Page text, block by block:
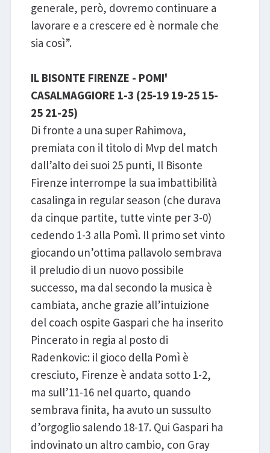
generale, però, dovremo continuare a
lavorare e a crescere ed è normale che
sia così”.
IL BISONTE FIRENZE - POMI'
CASALMAGGIORE 1-3 (25-19 19-25 15-
25 21-25)
Di fronte a una super Rahimova,
premiata con il titolo di Mvp del match
dall’alto dei suoi 25 punti, Il Bisonte
Firenze interrompe la sua imbattibilità
casalinga in regular season (che durava
da cinque partite, tutte vinte per 3-0)
cedendo 1-3 alla Pomì. Il primo set vinto
giocando un’ottima pallavolo sembrava
il preludio di un nuovo possibile
successo, ma dal secondo la musica è
cambiata, anche grazie all’intuizione
del coach ospite Gaspari che ha inserito
Pincerato in regia al posto di
Radenkovic: il gioco della Pomì è
cresciuto, Firenze è andata sotto 1-2,
ma sull’11-16 nel quarto, quando
sembrava finita, ha avuto un sussulto
d’orgoglio salendo 18-17. Qui Gaspari ha
indovinato un altro cambio, con Gray